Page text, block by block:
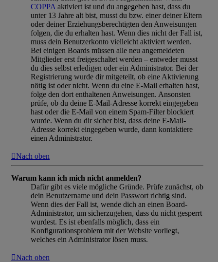
COPPA aktiviert ist und du angegeben hast, dass du
unter 13 Jahre alt bist, musst du bzw. einer deiner Eltern
oder deiner Erziehungsberechtigten den Anweisungen
folgen, die du erhalten hast. Wenn dies nicht der Fall ist,
muss dein Benutzerkonto vielleicht aktiviert werden.
Bei einigen Boards müssen alle neu angemeldeten
Mitglieder erst freigeschaltet werden – entweder musst
du dies selbst erledigen oder ein Administrator. Bei der
Registrierung wurde dir mitgeteilt, ob eine Aktivierung
nötig ist oder nicht. Wenn du eine E-Mail erhalten hast,
folge den dort enthaltenen Anweisungen. Ansonsten
prüfe, ob du deine E-Mail-Adresse korrekt eingegeben
hast oder die E-Mail von einem Spam-Filter blockiert
wurde. Wenn du dir sicher bist, dass deine E-Mail-
Adresse korrekt eingegeben wurde, dann kontaktiere
einen Administrator.
Nach oben
Warum kann ich mich nicht anmelden?
Dafür gibt es viele mögliche Gründe. Prüfe zunächst, ob
dein Benutzername und dein Passwort richtig sind.
Wenn dies der Fall ist, wende dich an einen Board-
Administrator, um sicherzugehen, dass du nicht gesperrt
wurdest. Es ist ebenfalls möglich, dass ein
Konfigurationsproblem mit der Website vorliegt,
welches ein Administrator lösen muss.
Nach oben